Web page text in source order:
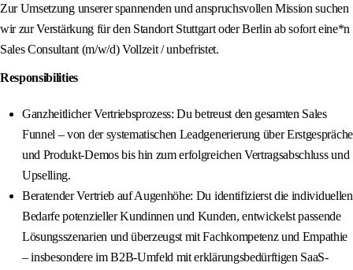
Zur Umsetzung unserer spannenden und anspruchsvollen Mission suchen
wir zur Verstärkung für den Standort Stuttgart oder Berlin ab sofort eine*n
Sales Consultant (m/w/d) Vollzeit / unbefristet.
Responsibilities
Ganzheitlicher Vertriebsprozess: Du betreust den gesamten Sales
Funnel – von der systematischen Leadgenerierung über Erstgespräche
und Produkt-Demos bis hin zum erfolgreichen Vertragsabschluss und
Upselling.
Beratender Vertrieb auf Augenhöhe: Du identifizierst die individuellen
Bedarfe potenzieller Kundinnen und Kunden, entwickelst passende
Lösungsszenarien und überzeugst mit Fachkompetenz und Empathie
– insbesondere im B2B-Umfeld mit erklärungsbedürftigen SaaS-